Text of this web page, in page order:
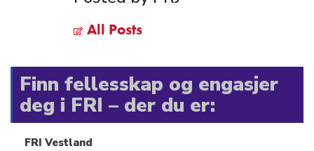
All Posts
Finn fellesskap og engasjer
deg i FRI – der du er:
FRI Vestland